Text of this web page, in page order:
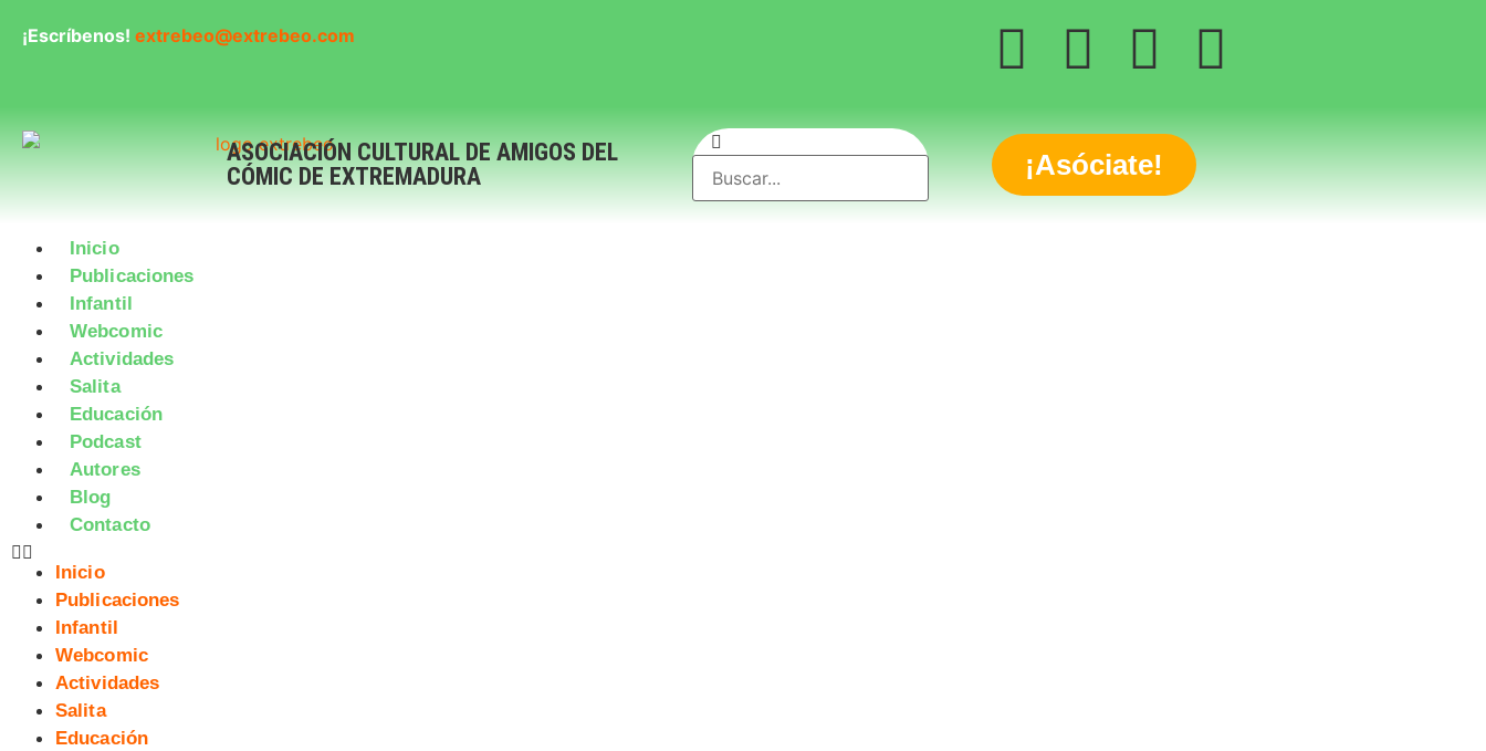
¡Escríbenos! extrebeo@extrebeo.com
ASOCIACIÓN CULTURAL DE AMIGOS DEL
CÓMIC DE EXTREMADURA
¡Asóciate!
Inicio
Publicaciones
Infantil
Webcomic
Actividades
Salita
Educación
Podcast
Autores
Blog
Contacto
Inicio
Publicaciones
Infantil
Webcomic
Actividades
Salita
Educación